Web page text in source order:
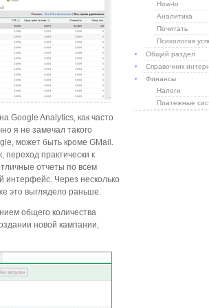
Google Analytics, как часто
я не замечал такого
может быть кроме GMail.
переход практически к
отчеты по всем
интерфейс. Через несколько
это выглядело раньше.
общего количества
новой кампании,
How-to
Аналитика
Почитать
Психология
Общий раздел
Справочник
Финансы
Налоги
Платежные